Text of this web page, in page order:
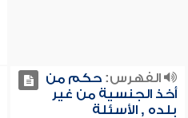
الفهرس:حكم من
أخذ الجنسية من غير
بلده , الأسئلة